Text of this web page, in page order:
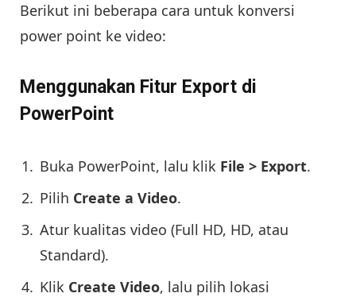
Berikut ini beberapa cara untuk konversi
power point ke video:
Menggunakan Fitur Export di
PowerPoint
Buka PowerPoint, lalu klik File > Export.
Pilih Create a Video.
Atur kualitas video (Full HD, HD, atau
Standard).
Klik Create Video, lalu pilih lokasi